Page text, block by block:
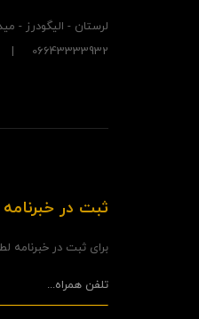
لرستان - اليگودرز -
06643333932 | 09163643932 | madarbastehgharb@gmail.com
ثبت در خبرنامه
برای ثبت در خبرنامه